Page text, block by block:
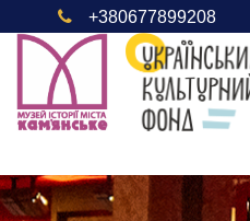
+380677899208